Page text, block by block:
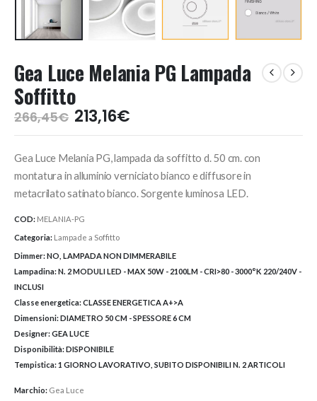
Gea Luce Melania PG Lampada
Soffitto
266,45€ Il
prezzo
era:
266,45€.
213,16€Il
prezzo
è:
213,16€.
Gea Luce Melania PG, lampada da soffitto d. 50 cm. con
montatura in alluminio verniciato bianco e diffusore in
metacrilato satinato bianco. Sorgente luminosa LED.
COD: MELANIA-PG
Categoria: Lampade a Soffitto
Dimmer:NO, LAMPADA NON DIMMERABILE
Lampadina:N. 2 MODULI LED - MAX 50W - 2100LM - CRI>80 - 3000°K 220/240V -
INCLUSI
Classe energetica:CLASSE ENERGETICA A+>A
Dimensioni:DIAMETRO 50 CM - SPESSORE 6 CM
Designer:GEA LUCE
Disponibilità:DISPONIBILE
Tempistica:1 GIORNO LAVORATIVO, SUBITO DISPONIBILI N. 2 ARTICOLI
Marchio: Gea Luce